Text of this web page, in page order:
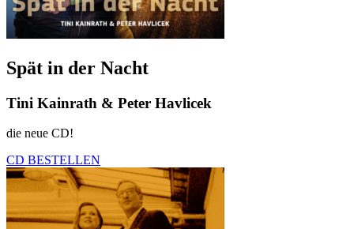
Spät in der Nacht
Tini Kainrath & Peter Havlicek
die neue CD!
CD BESTELLEN